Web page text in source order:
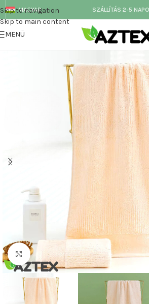
Skip to navigation
Skip to main content
MAGYAR SZÁLLÍTÁS 2-5
MENÜ
Nagyításhoz kattints ide